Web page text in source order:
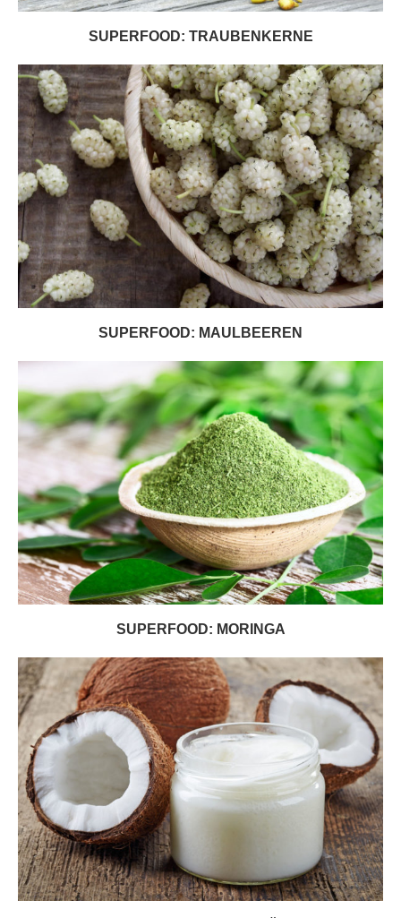
SUPERFOOD: TRAUBENKERNE
SUPERFOOD: MAULBEEREN
SUPERFOOD: MORINGA